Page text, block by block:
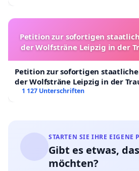
Petition zur sofortigen
der Wolfsträne Leipzig in der
Petition zur sofortigen
der Wolfsträne Leipzig in der
1 127 Unterschriften
STARTEN SIE IHRE EIGENE
Gibt es etwas,
möchten?